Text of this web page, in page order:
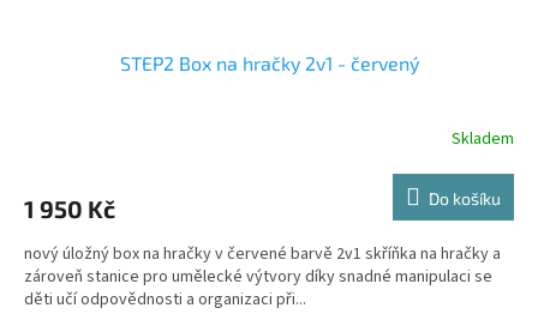
STEP2 Box na hračky 2v1 - červený
Skladem
1 950 Kč Do košíku
nový úložný box na hračky v červené barvě 2v1 skříňka na hračky a
zároveň stanice pro umělecké výtvory díky snadné manipulaci se
děti učí odpovědnosti a organizaci při...